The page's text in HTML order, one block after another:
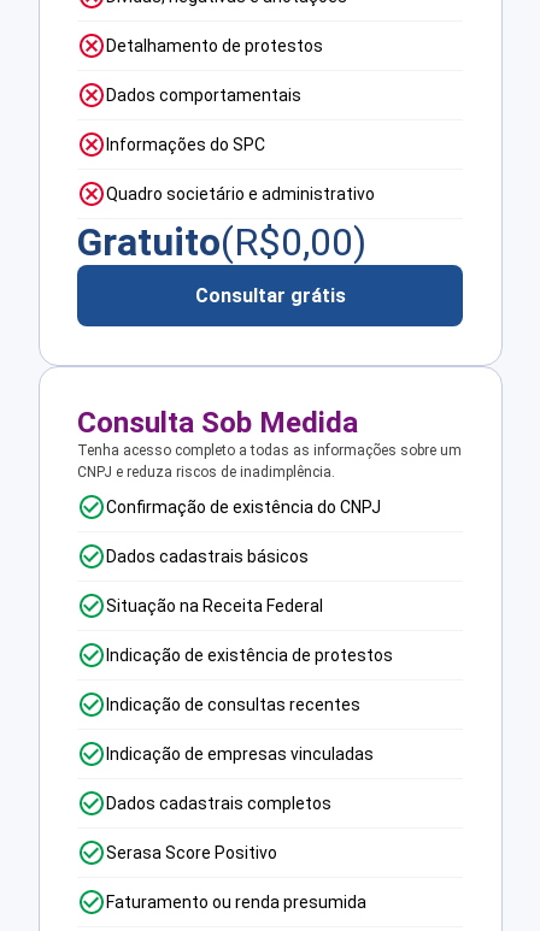
Detalhamento de protestos
Dados comportamentais
Informações do SPC
Quadro societário e administrativo
Gratuito(R$0,00)
Consultar grátis
Consulta Sob Medida
Tenha acesso completo a todas as informações sobre um
CNPJ e reduza riscos de inadimplência.
Confirmação de existência do CNPJ
Dados cadastrais básicos
Situação na Receita Federal
Indicação de existência de protestos
Indicação de consultas recentes
Indicação de empresas vinculadas
Dados cadastrais completos
Serasa Score Positivo
Faturamento ou renda presumida